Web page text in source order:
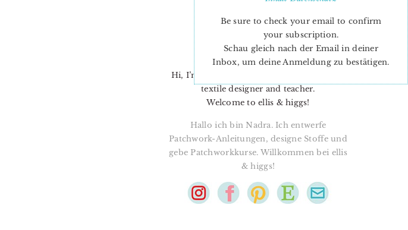
Hi, I’m Nadra. I’m a quilt pattern designer,
textile designer and teacher.
Welcome to ellis & higgs!
Hallo ich bin Nadra. Ich entwerfe
Patchwork-Anleitungen, designe Stoffe und
gebe Patchworkkurse. Willkommen bei ellis
& higgs!
Be sure to check your email to confirm
your subscription.
Schau gleich nach der Email in deiner
Inbox, um deine Anmeldung zu bestätigen.